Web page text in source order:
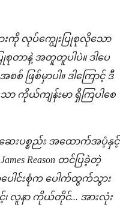
ားကို လုပ်ကျွေးပြုစုလိုသော
တာနဲ့ အတူတူပါပဲ။ ဒါပေ
ဖြစ်မှာပါ။ ဒါကြောင့် ဒီ
သာ ကိုယ်ကျန်းမာ ရှိကြပါစေ
တဲ့ ဆေးပစ္စည်း အထောက်အပံ့နှင့်
Reason တင်ပြခဲ့တဲ့
ေါင်းစုံက ပေါက်ထွက်သွား
၊ လူနာ ကိုယ်တိုင်... အားလုံး